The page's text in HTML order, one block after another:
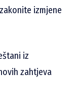
izmjene
iz
zahtjeva